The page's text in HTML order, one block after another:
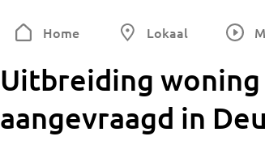
Home Lokaal
Uitbreiding
aangevraagd in